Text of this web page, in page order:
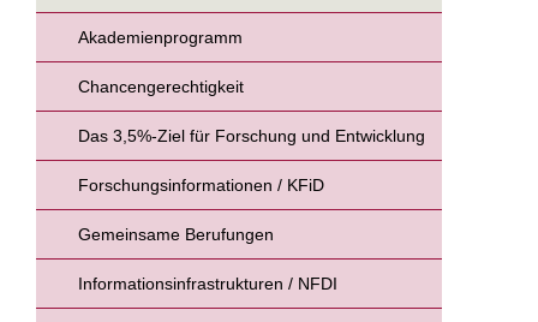
Akademienprogramm
Chancengerechtigkeit
Das 3,5%-Ziel für Forschung und Entwicklung
Forschungsinformationen / KFiD
Gemeinsame Berufungen
Informationsinfrastrukturen / NFDI